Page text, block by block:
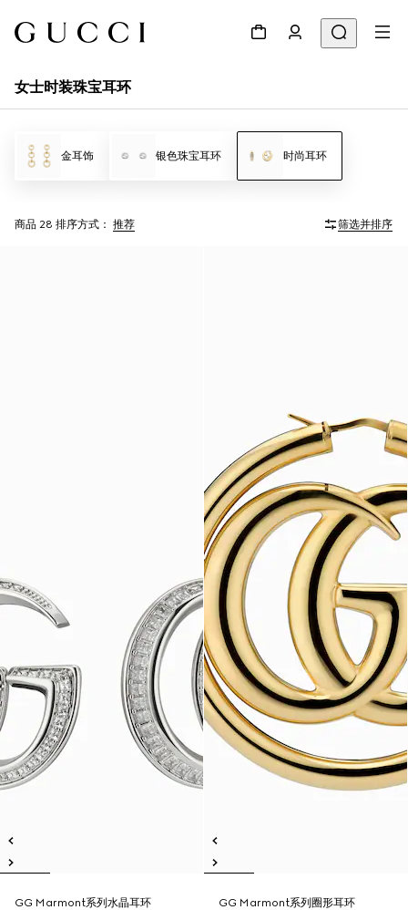
女士时装珠宝耳环
金耳饰 银色珠宝耳环 时尚耳环
商品 28 排序方式： 推荐 筛选并排序
GG Marmont系列水晶耳环
GG Marmont系列圈形耳环